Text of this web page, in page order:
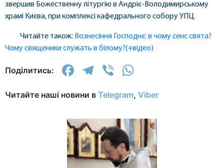
звершив Божественну літургію в Андріє-Володимирському
храмі Києва, при комплексі кафедрального собору УПЦ.
Читайте також: Вознесіння Господнє: в чому сенс свята?
Чому священики служать в білому?(+відео)
Поділитись: Facebook
Telegram
Viber
Читайте наші новини в Telegram, Viber